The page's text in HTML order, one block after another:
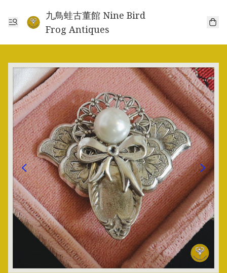
九鳥蛙古董館 Nine Bird
Frog Antiques